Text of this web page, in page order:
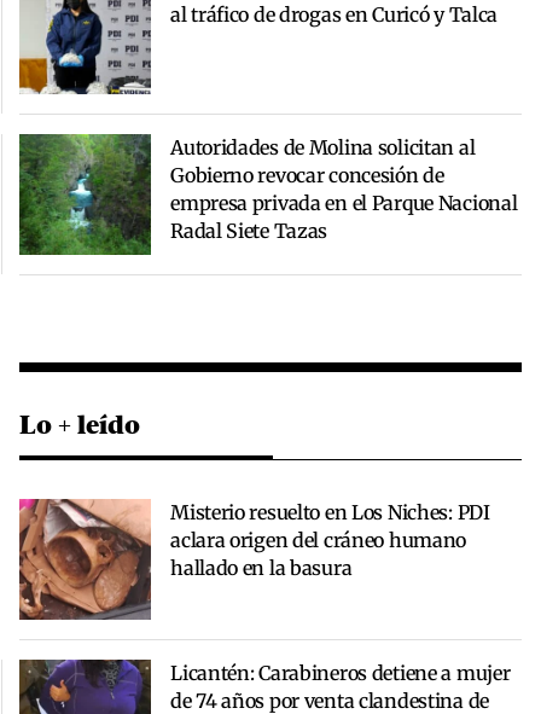
al tráfico de drogas en Curicó y Talca
Autoridades de Molina solicitan al
Gobierno revocar concesión de
empresa privada en el Parque Nacional
Radal Siete Tazas
Lo + leído
Misterio resuelto en Los Niches: PDI
aclara origen del cráneo humano
hallado en la basura
Licantén: Carabineros detiene a mujer
de 74 años por venta clandestina de